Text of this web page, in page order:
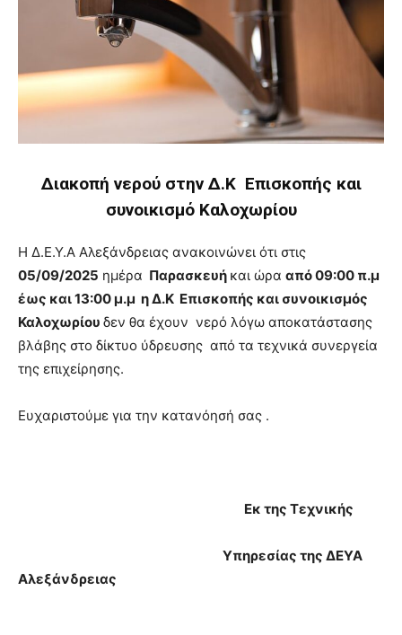
Διακοπή νερού στην Δ.Κ Επισκοπής και
συνοικισμό Καλοχωρίου
Η Δ.Ε.Υ.Α Αλεξάνδρειας ανακοινώνει ότι στις
05/09/2025 ημέρα Παρασκευή και ώρα από 09:00 π.μ
έως και 13:00 μ.μ η Δ.Κ Επισκοπής και συνοικισμός
Καλοχωρίου δεν θα έχουν νερό λόγω αποκατάστασης
βλάβης στο δίκτυο ύδρευσης από τα τεχνικά συνεργεία
της επιχείρησης.
Ευχαριστούμε για την κατανόησή σας .
Εκ της Τεχνικής
Υπηρεσίας της ΔΕΥΑ
Αλεξάνδρειας